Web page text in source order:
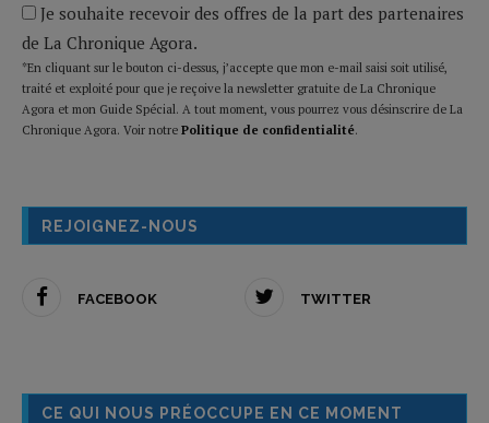
Je souhaite recevoir des offres de la part des partenaires
de La Chronique Agora.
*En cliquant sur le bouton ci-dessus, j’accepte que mon e-mail saisi soit utilisé,
traité et exploité pour que je reçoive la newsletter gratuite de La Chronique
Agora et mon Guide Spécial. A tout moment, vous pourrez vous désinscrire de La
Chronique Agora. Voir notre Politique de confidentialité.
REJOIGNEZ-NOUS
FACEBOOK TWITTER
CE QUI NOUS PRÉOCCUPE EN CE MOMENT